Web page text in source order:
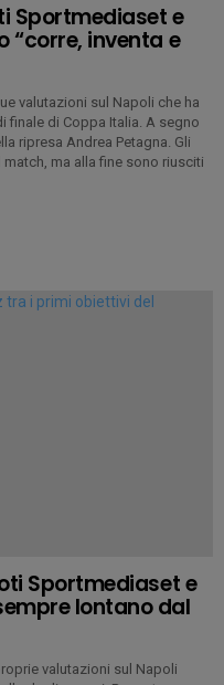
Sportmediaset e
“corre, inventa e
valutazioni sul Napoli che ha
finale di Coppa Italia. A segno
ripresa Andrea Petagna. Gli
ma alla fine sono riusciti
Sportmediaset e
lontano dal
valutazioni sul Napoli